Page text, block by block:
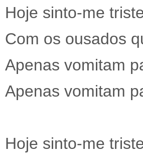
Hoje sinto-me
Com os ousados
Apenas vomitam
Apenas vomitam
Hoje sinto-me